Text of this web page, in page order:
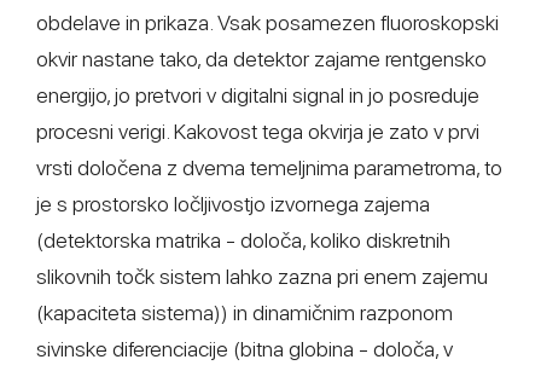
obdelave in prikaza. Vsak posamezen fluoroskopski
okvir nastane tako, da detektor zajame rentgensko
energijo, jo pretvori v digitalni signal in jo posreduje
procesni verigi. Kakovost tega okvirja je zato v prvi
vrsti določena z dvema temeljnima parametroma, to
je s prostorsko ločljivostjo izvornega zajema
(detektorska matrika - določa, koliko diskretnih
slikovnih točk sistem lahko zazna pri enem zajemu
(kapaciteta sistema)) in dinamičnim razponom
sivinske diferenciacije (bitna globina - določa, v